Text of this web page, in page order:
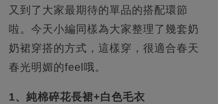
又到了大家最期待的單品的搭配環節
啦。今天小編同樣為大家整理了幾套奶
奶裙穿搭的方式，這樣穿，很適合春天
春光明媚的feel哦。
1、純棉碎花長裙+白色毛衣